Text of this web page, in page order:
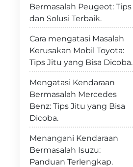
Bermasalah Peugeot: Tips
dan Solusi Terbaik.
Cara mengatasi Masalah
Kerusakan Mobil Toyota:
Tips Jitu yang Bisa Dicoba.
Mengatasi Kendaraan
Bermasalah Mercedes
Benz: Tips Jitu yang Bisa
Dicoba.
Menangani Kendaraan
Bermasalah Isuzu:
Panduan Terlengkap.